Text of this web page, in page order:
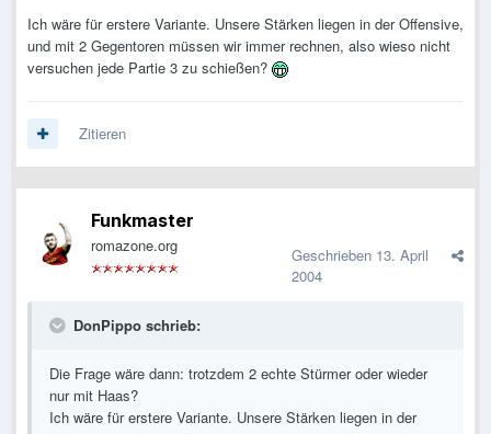
Ich wäre für erstere Variante. Unsere Stärken liegen in der Offensive,
und mit 2 Gegentoren müssen wir immer rechnen, also wieso nicht
versuchen jede Partie 3 zu schießen?
Zitieren
Funkmaster
romazone.org Geschrieben 13. April
2004
DonPippo schrieb:
Die Frage wäre dann: trotzdem 2 echte Stürmer oder wieder
nur mit Haas?
Ich wäre für erstere Variante. Unsere Stärken liegen in der